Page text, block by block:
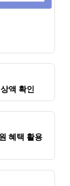
액 확인
혜택 활용